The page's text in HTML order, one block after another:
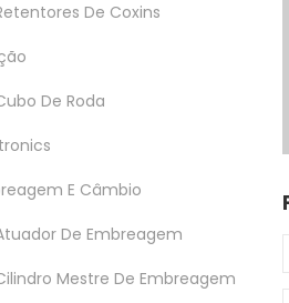
De Coxins
De Roda
E Câmbio
De Embreagem
Mestre De Embreagem